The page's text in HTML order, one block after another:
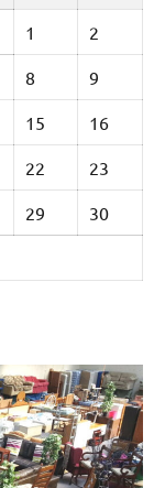
1 2
8 9
15 16
22 23
29 30